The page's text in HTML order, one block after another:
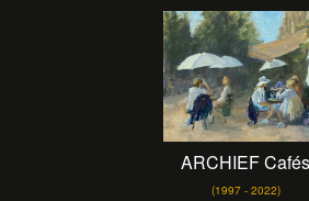
ARCHIEF Cafés
(1997 - 2022)